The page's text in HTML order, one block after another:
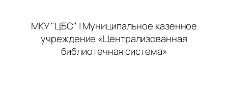
МКУ "ЦБС" | Муниципальное казенное
учреждение «Централизованная
библиотечная система»